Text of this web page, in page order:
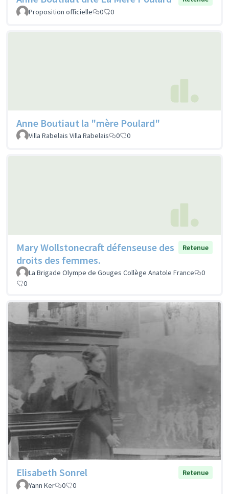
Proposition officielle
0 0
Anne Boutiaut la "mère Poulard"
Villa Rabelais Villa Rabelais 0 0
Mary Wollstonecraft défenseuse des
droits des femmes.
Retenue
La Brigade Olympe de Gouges Collège Anatole France
0
0
Elisabeth Sonrel
Retenue
Yann Ker
0 0